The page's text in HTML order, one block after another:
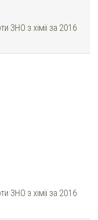
ЗНО з хімії за 2016
ЗНО з хімії за 2016